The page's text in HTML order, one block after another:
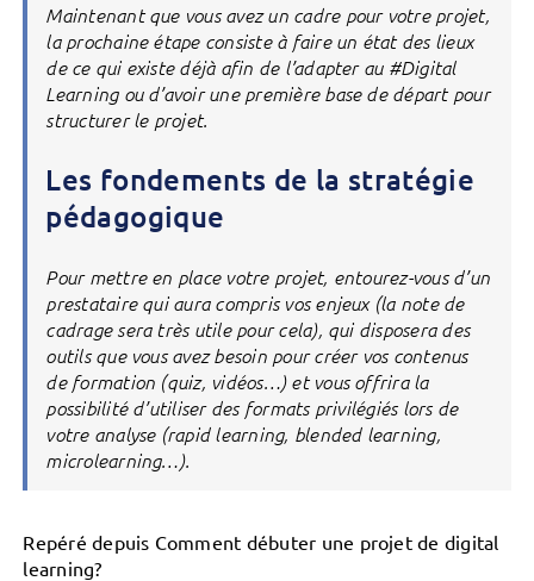
Maintenant que vous avez un cadre pour votre projet,
la prochaine étape consiste à faire un état des lieux
de ce qui existe déjà afin de l’adapter au #Digital
Learning ou d’avoir une première base de départ pour
structurer le projet.
Les fondements de la stratégie
pédagogique
Pour mettre en place votre projet, entourez-vous d’un
prestataire qui aura compris vos enjeux (la note de
cadrage sera très utile pour cela), qui disposera des
outils que vous avez besoin pour créer vos contenus
de formation (quiz, vidéos…) et vous offrira la
possibilité d’utiliser des formats privilégiés lors de
votre analyse (rapid learning, blended learning,
microlearning…).
Repéré depuis Comment débuter une projet de digital
learning?